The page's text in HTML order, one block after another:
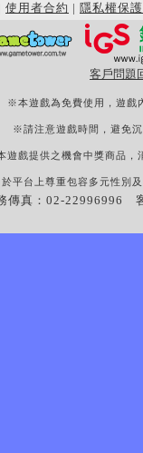
使用者合約 | 隱私權保護
客戶問題
※本遊戲為免費使用，遊戲
※請注意遊戲時間，避免
遊戲提供之機會中獎商品，
平台上尊重包容多元性別
傳真：02-22996996